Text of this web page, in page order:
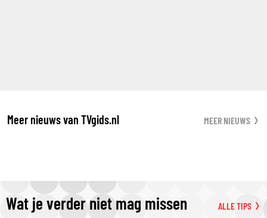
Meer nieuws van TVgids.nl MEER NIEUWS
Wat je verder niet mag missen ALLE TIPS